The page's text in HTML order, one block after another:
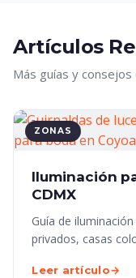
Artículos
Más guías y consejos
ZONAS
Iluminación
CDMX
Guía de
privados, casas
Leer artículo→